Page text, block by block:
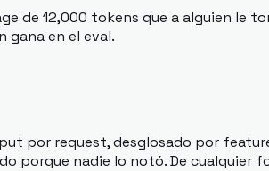
de 12,000 tokens que a alguien le
gana en el eval.
por request, desglosado por
porque nadie lo notó. De cualquier